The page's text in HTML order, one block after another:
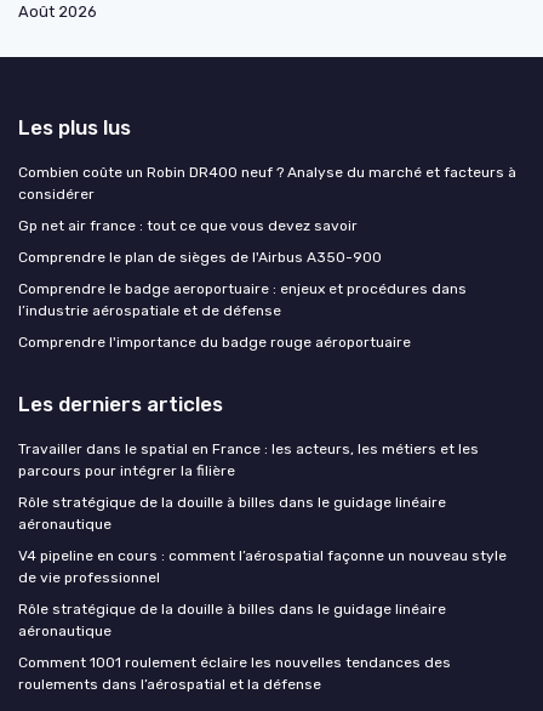
Août 2026
Les plus lus
Combien coûte un Robin DR400 neuf ? Analyse du marché et facteurs à
considérer
Gp net air france : tout ce que vous devez savoir
Comprendre le plan de sièges de l'Airbus A350-900
Comprendre le badge aeroportuaire : enjeux et procédures dans
l’industrie aérospatiale et de défense
Comprendre l'importance du badge rouge aéroportuaire
Les derniers articles
Travailler dans le spatial en France : les acteurs, les métiers et les
parcours pour intégrer la filière
Rôle stratégique de la douille à billes dans le guidage linéaire
aéronautique
V4 pipeline en cours : comment l’aérospatial façonne un nouveau style
de vie professionnel
Rôle stratégique de la douille à billes dans le guidage linéaire
aéronautique
Comment 1001 roulement éclaire les nouvelles tendances des
roulements dans l’aérospatial et la défense